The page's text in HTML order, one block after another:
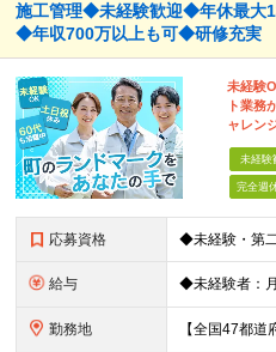
施工管理◆未経験歓迎◆年休最
◆年収700万以上も可◆研修充実
未経験
ト業務
ャレン
未経験
完全週
応募資格 ◆未経験・第
給与
勤務地